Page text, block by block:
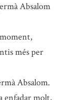
Absalom
més per
Absalom.